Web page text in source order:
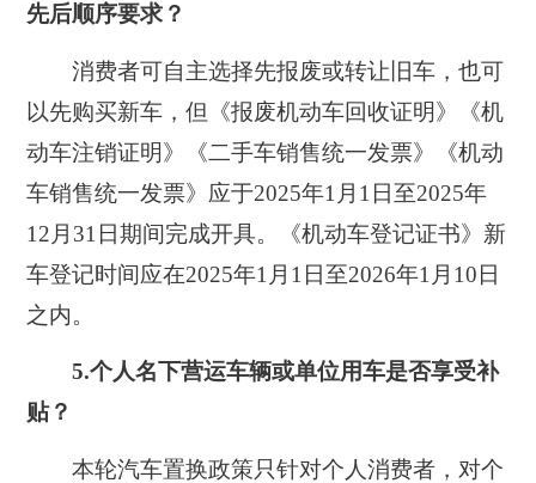
先后顺序要求？
消费者可自主选择先报废或转让旧车，也可
以先购买新车，但《报废机动车回收证明》《机
动车注销证明》《二手车销售统一发票》《机动
车销售统一发票》应于2025年1月1日至2025年
12月31日期间完成开具。《机动车登记证书》新
车登记时间应在2025年1月1日至2026年1月10日
之内。
5.个人名下营运车辆或单位用车是否享受补
贴？
本轮汽车置换政策只针对个人消费者，对个